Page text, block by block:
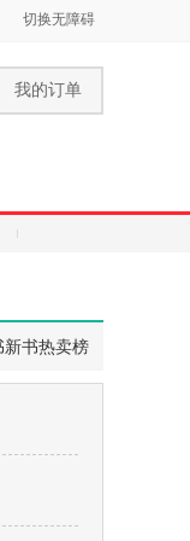
切换无障碍
我的订单
新书热卖榜